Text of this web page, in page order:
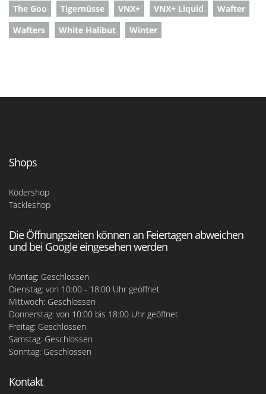
The Goo
Tigernüsse VNX+ VNX+ Liquid
Wafter
Wafters
White Halibut Winter
Shops
Ködershop
Tackleshop
Die Öffnungszeiten können an Feiertagen abweichen
und bei Google eingesehen werden
Montag: Geschlossen
Dienstag: von 10:00 - 18:00 Uhr geöffnet
Mittwoch: Geschlossen
Donnerstag: von 10:00 bis 18:00 Uhr geöffnet
Freitag: Geschlossen
Samstag: Geschlossen
Sonntag: Geschlossen
Kontakt